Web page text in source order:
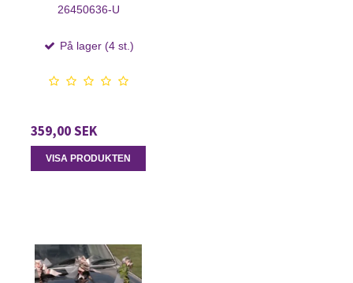
26450636-U
På lager (4 st.)
359,00 SEK
VISA PRODUKTEN